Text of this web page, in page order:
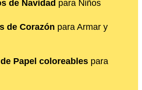
de Navidad para Niños
de Corazón para Armar y
Papel coloreables para